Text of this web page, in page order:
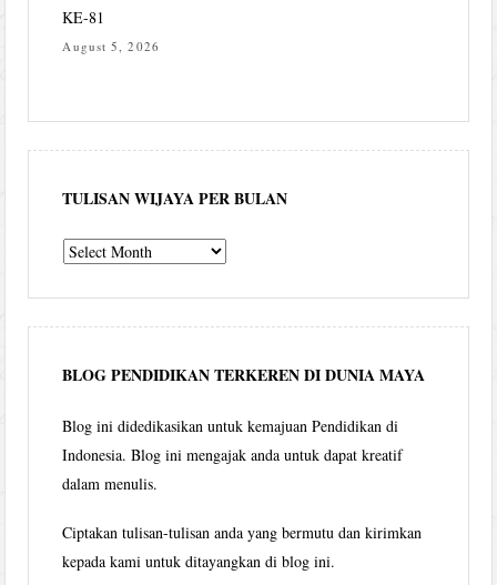
KE-81
August 5, 2026
TULISAN WIJAYA PER BULAN
Tulisan
per
bulan
BLOG PENDIDIKAN TERKEREN DI DUNIA MAYA
Blog ini didedikasikan untuk kemajuan Pendidikan di
Indonesia. Blog ini mengajak anda untuk dapat kreatif
dalam menulis.
Ciptakan tulisan-tulisan anda yang bermutu dan kirimkan
kepada kami untuk ditayangkan di blog ini.